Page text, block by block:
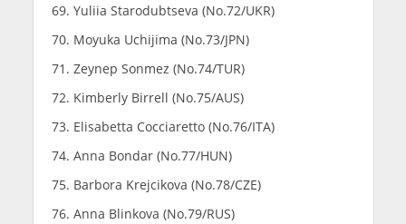
Yuliia Starodubtseva (No.72/UKR)
Moyuka Uchijima (No.73/JPN)
Zeynep Sonmez (No.74/TUR)
Kimberly Birrell (No.75/AUS)
Elisabetta Cocciaretto (No.76/ITA)
Anna Bondar (No.77/HUN)
Barbora Krejcikova (No.78/CZE)
Anna Blinkova (No.79/RUS)